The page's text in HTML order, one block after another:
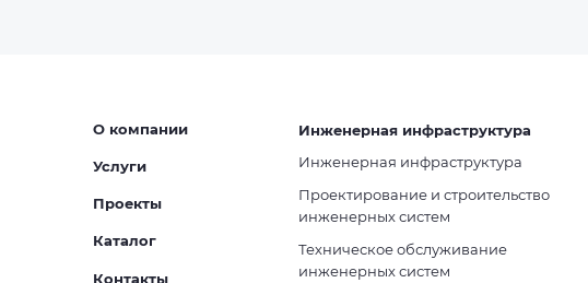
О компании
Услуги
Проекты
Каталог
Контакты
Инженерная инфраструктура
Инженерная инфраструктура
Проектирование и строительство
инженерных систем
Техническое обслуживание
инженерных систем